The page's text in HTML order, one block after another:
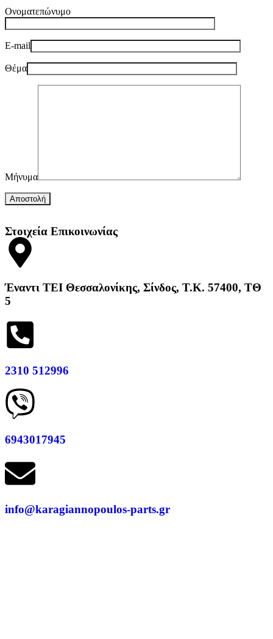
Ονοματεπώνυμο
E-mail
Θέμα
Μήνυμα
Στοιχεία Επικοινωνίας
Έναντι ΤΕΙ Θεσσαλονίκης, Σίνδος, Τ.Κ. 57400, ΤΘ
5
2310 512996
6943017945
info@karagiannopoulos-parts.gr